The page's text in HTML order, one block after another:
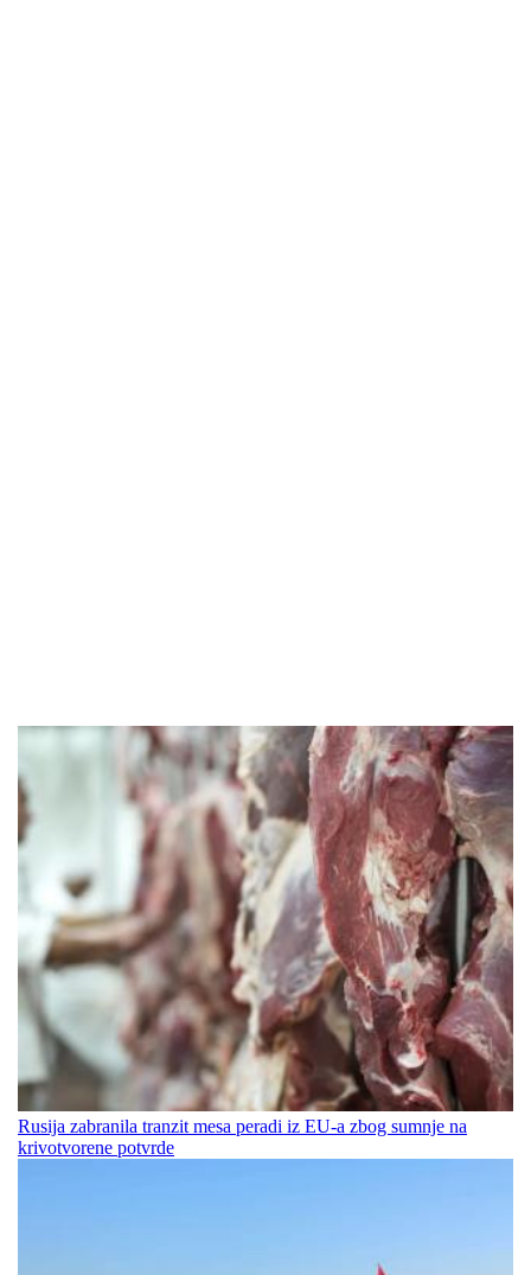
Rusija zabranila tranzit mesa peradi iz EU-a zbog sumnje na
krivotvorene potvrde